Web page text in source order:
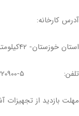
آدرس کارخانه:
استان خوزستان- 42کیلومتری مسجد سلیمان( گلگیر)-کارخانه سیمان کارون
تلفن: 5-43220900 – 43233122 (061)
مهلت بازدید از تجهیزات آشپزخانه : از تاریخ 1405/02/19 لغایت